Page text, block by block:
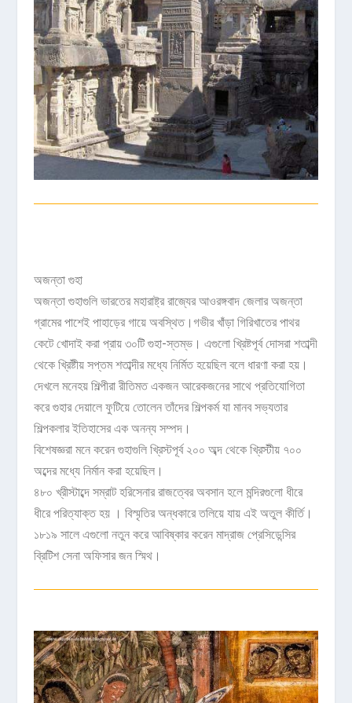
অজন্তা গুহা
অজন্তা গুহাগুলি ভারতের মহারাষ্ট্র রাজ্যের আওরঙ্গবাদ জেলার অজন্তা
গ্রামের পাশেই পাহাড়ের গায়ে অবস্থিত।গভীর খাঁড়া গিরিখাতের পাথর
কেটে খোদাই করা প্রায় ৩০টি গুহা-স্তম্ভ। এগুলো খ্রিষ্টপূর্ব দোসরা শতাব্দী
থেকে খ্রিষ্টীয় সপ্তম শতাব্দীর মধ্যে নির্মিত হয়েছিল বলে ধারণা করা হয়।
দেখলে মনেহয় শিল্পীরা রীতিমত একজন আরেকজনের সাথে প্রতিযোগিতা
করে গুহার দেয়ালে ফুটিয়ে তোলেন তাঁদের শিল্পকর্ম যা মানব সভ্যতার
শিল্পকলার ইতিহাসের এক অনন্য সম্পদ।
বিশেষজ্ঞরা মনে করেন গুহাগুলি খ্রিস্টপূর্ব ২০০ অব্দ থেকে খ্রিস্টীয় ৭০০
অব্দের মধ্যে নির্মান করা হয়েছিল।
৪৮০ খ্রীস্টাব্দে সম্রাট হরিসেনার রাজত্বের অবসান হলে মন্দিরগুলো ধীরে
ধীরে পরিত্যাক্ত হয় । বিস্মৃতির অন্ধকারে তলিয়ে যায় এই অতুল কীর্তি।
১৮১৯ সালে এগুলো নতুন করে আবিষ্কার করেন মাদ্রাজ প্রেসিডেন্সির
ব্রিটিশ সেনা অফিসার জন স্মিথ।